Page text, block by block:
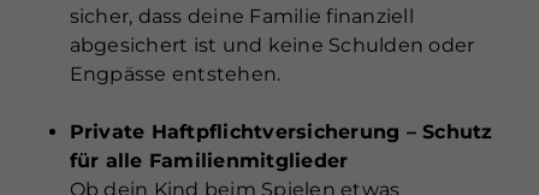
sicher, dass deine Familie finanziell
abgesichert ist und keine Schulden oder
Engpässe entstehen.
Private Haftpflichtversicherung – Schutz
für alle Familienmitglieder
Ob dein Kind beim Spielen etwas